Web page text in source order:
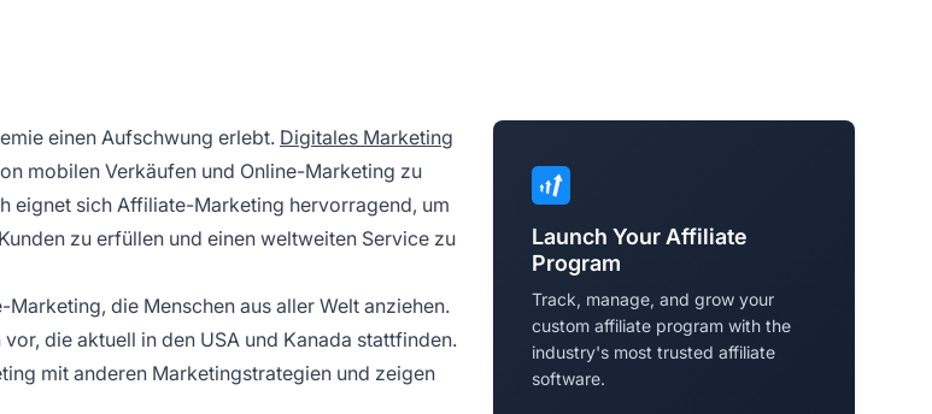
einen Aufschwung erlebt. Digitales Marketing
mobilen Verkäufen und Online-Marketing zu
eignet sich Affiliate-Marketing hervorragend, um
zu erfüllen und einen weltweiten Service zu
die Menschen aus aller Welt anziehen.
die aktuell in den USA und Kanada stattfinden.
mit anderen Marketingstrategien und zeigen
Launch Your Affiliate
Program
Track, manage, and grow your
custom affiliate program with the
industry's most trusted affiliate
software.